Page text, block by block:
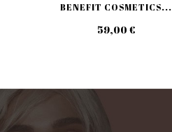
BENEFIT COSMETICS...
59,00 €